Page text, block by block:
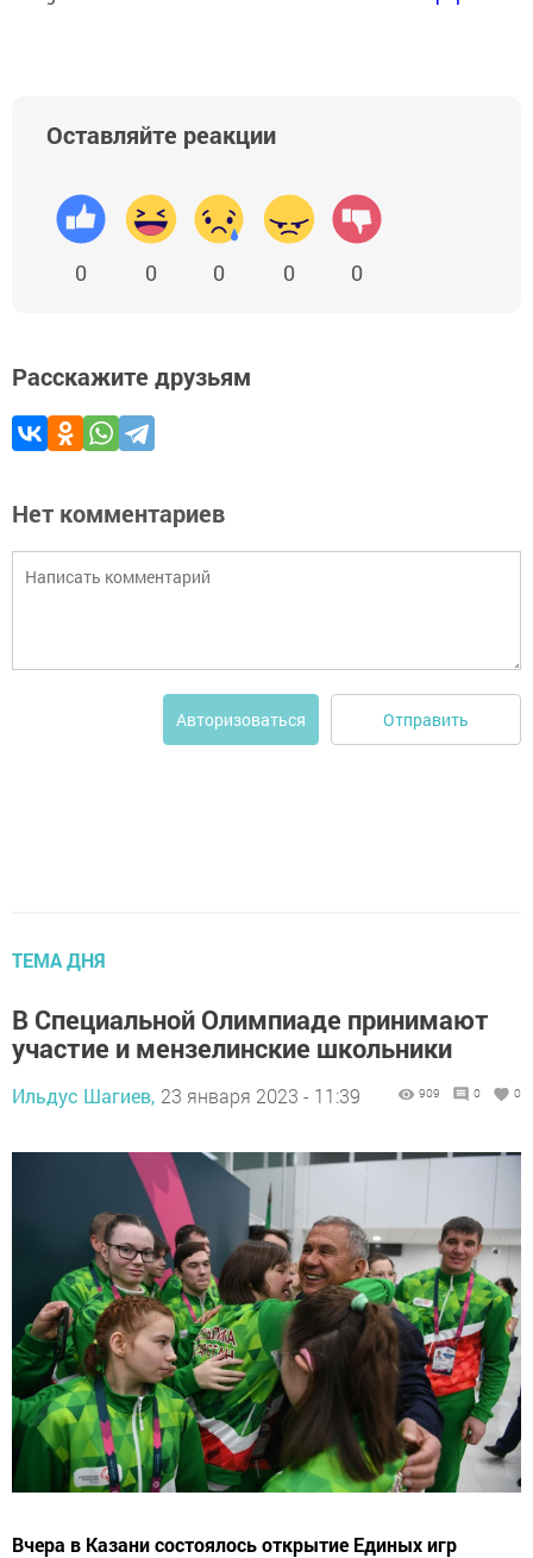
Оставляйте реакции
0 0 0 0 0
Расскажите друзьям
Нет комментариев
Авторизоваться Отправить
ТЕМА ДНЯ
В Специальной Олимпиаде принимают
участие и мензелинские школьники
Ильдус Шагиев, 23 января 2023 - 11:39 909 0 0
Вчера в Казани состоялось открытие Единых игр